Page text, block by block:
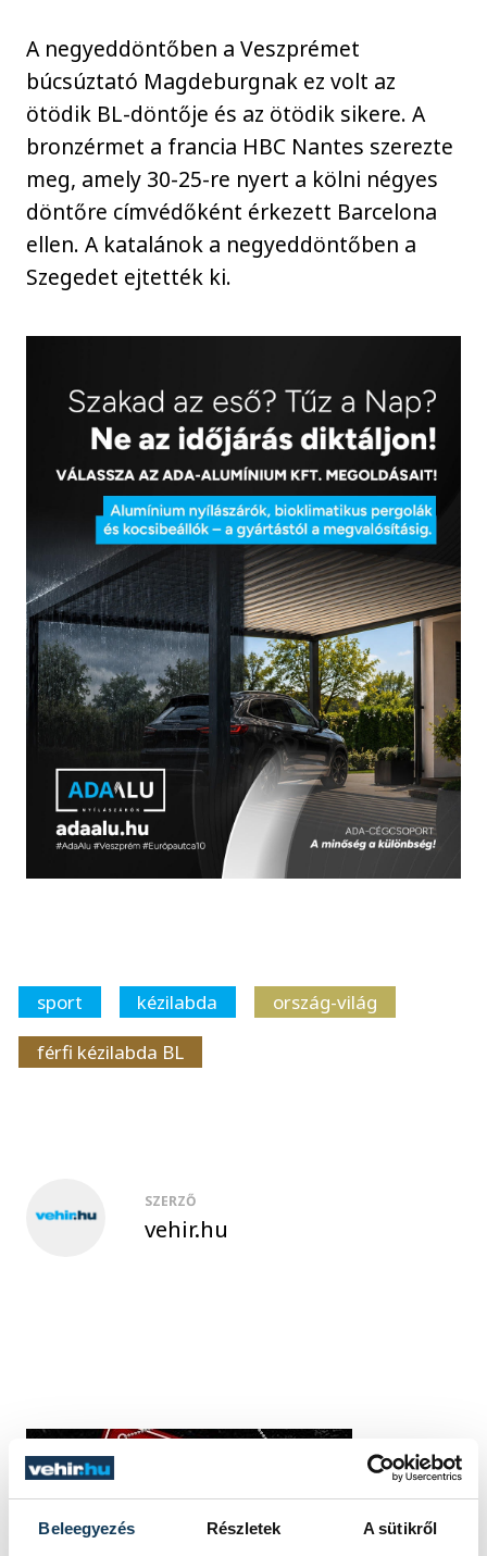
Beleegyezés Részletek A sütikről
A negyeddöntőben a Veszprémet
búcsúztató Magdeburgnak ez volt az
ötödik BL-döntője és az ötödik sikere. A
bronzérmet a francia HBC Nantes szerezte
meg, amely 30-25-re nyert a kölni négyes
döntőre címvédőként érkezett Barcelona
ellen. A katalánok a negyeddöntőben a
Szegedet ejtették ki.
sport kézilabda
ország-világ
férfi kézilabda BL
SZERZŐ
vehir.hu